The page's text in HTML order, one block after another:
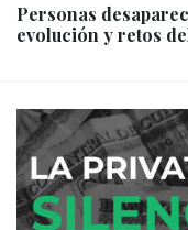
Personas
evolución y retos